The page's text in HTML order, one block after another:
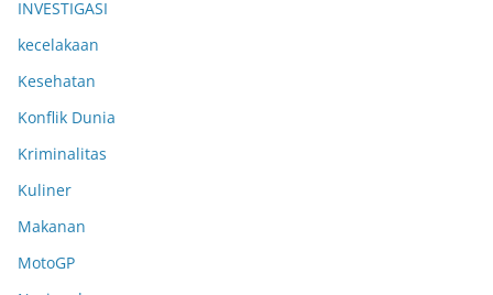
INVESTIGASI
kecelakaan
Kesehatan
Konflik Dunia
Kriminalitas
Kuliner
Makanan
MotoGP